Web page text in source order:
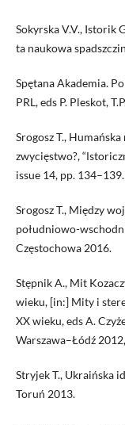
Sokyrska V.V., Istorik
ta naukowa
Spętana Akademia.
PRL, eds P. Pleskot,
Srogosz T.,
zwycięstwo?,
issue 14, pp. 134–139.
Srogosz T., Między
południowo-
Częstochowa 2016.
Stępnik A., Mit
wieku, [in:] Mity i
XX wieku, eds A.
Warszawa–Łódź
Stryjek T., Ukraińska
Toruń 2013.